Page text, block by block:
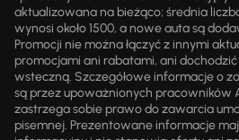
aktualizowana na bieżąco; średnia
wynosi około 1500, a nowe auta są
Promocji nie można łączyć z innymi
promocjami ani rabatami, ani
wsteczną. Szczegółowe informacje o
są przez upoważnionych pracowników
zastrzega sobie prawo do zawarcia
pisemnej. Prezentowane informacje